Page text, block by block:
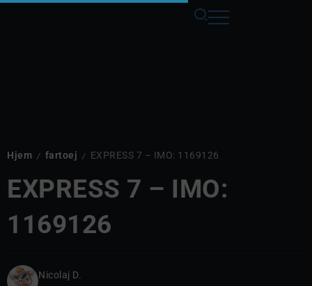
Hjem / fartoej / EXPRESS 7 – IMO: 1169126
EXPRESS 7 – IMO:
1169126
Nicolaj D.